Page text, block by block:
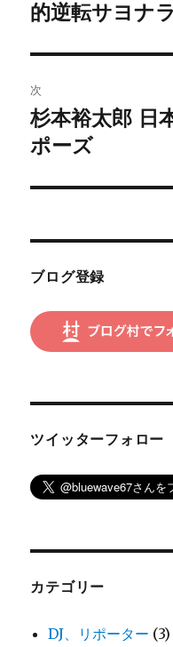
ナ
ビ
ゲ
ー
シ
ン
の
稿:
的逆転サヨナ
次
次
の
稿:
杉本裕太郎 日
ポーズ
ブログ登録
ツイッターフォロー
カテゴリー
DJ、リポーター (3)